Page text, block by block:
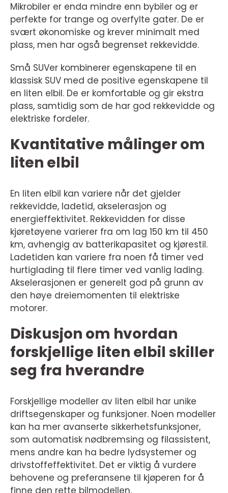
Mikrobiler er enda mindre enn bybiler og er
perfekte for trange og overfylte gater. De er
svært økonomiske og krever minimalt med
plass, men har også begrenset rekkevidde.
Små SUVer kombinerer egenskapene til en
klassisk SUV med de positive egenskapene til
en liten elbil. De er komfortable og gir ekstra
plass, samtidig som de har god rekkevidde og
elektriske fordeler.
Kvantitative målinger om
liten elbil
En liten elbil kan variere når det gjelder
rekkevidde, ladetid, akselerasjon og
energieffektivitet. Rekkevidden for disse
kjøretøyene varierer fra om lag 150 km til 450
km, avhengig av batterikapasitet og kjørestil.
Ladetiden kan variere fra noen få timer ved
hurtiglading til flere timer ved vanlig lading.
Akselerasjonen er generelt god på grunn av
den høye dreiemomenten til elektriske
motorer.
Diskusjon om hvordan
forskjellige liten elbil skiller
seg fra hverandre
Forskjellige modeller av liten elbil har unike
driftsegenskaper og funksjoner. Noen modeller
kan ha mer avanserte sikkerhetsfunksjoner,
som automatisk nødbremsing og filassistent,
mens andre kan ha bedre lydsystemer og
drivstoffeffektivitet. Det er viktig å vurdere
behovene og preferansene til kjøperen for å